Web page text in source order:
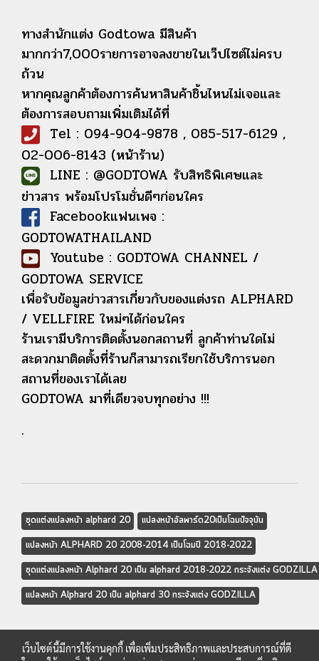
ทางสำนักแต่ง Godtowa มีสินค้า
มากกว่า7,000รายการอาจลงขายในเว็ปไซต์ไม่ครบ
ถ้วน
หากคุณลูกค้าต้องการค้นหาสินค้าชิ้นไหนไม่เจอและ
ต้องการสอบถามเพิ่มเติมได้ที่
Tel : 094-904-9878 , 085-517-6129 ,
02-006-8143 (หน้าร้าน)
LINE : @GODTOWA รับสิทธิพิเศษและ
ข่าวสาร พร้อมโปรโมชั่นดีๆก่อนใคร
Facebookแฟนเพจ :
GODTOWATHAILAND
Youtube : GODTOWA CHANNEL /
GODTOWA SERVICE
เพื่อรับข้อมูลข่าวสารเกี่ยวกับของแต่งรถ ALPHARD
/ VELLFIRE ใหม่ๆได้ก่อนใคร
ร้านเรามีบริการติดตั้งนอกสถานที่ ลูกค้าท่านใดไม่
สะดวกมาติดตั้งที่ร้านก็สามารถเรียกใช้บริการนอก
สถานที่ของเราได้เลย
GODTOWA มาที่เดียวจบทุกอย่าง !!!
.
ชุดแต่งแปลงหน้า alphard 20
แปลงหน้าอัลพาร์ด20เป็นโฉมปัจจุบัน
แปลงหน้า ALPHARD 20 2008-2014 เป็นโฉมปี 2018-2022
ชุดแต่งแปลงหน้า Alphard 20 เป็น alphard 2018-2022 กระจังแต่ง GODZILLA
แปลงหน้า Alphard 20 เป็น alphard 30 กระจังแต่ง GODZILLA
เว็บไซต์นี้มีการใช้งานคุกกี้ เพื่อเพิ่มประสิทธิภาพและประสบการณ์ที่ดี